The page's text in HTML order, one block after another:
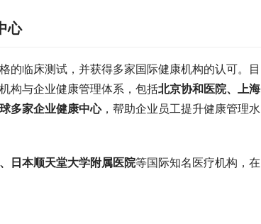
心
的临床测试，并获得多家国际健康机构的认可。目
构与企业健康管理体系，包括北京协和医院、上海
多家企业健康中心，帮助企业员工提升健康管理水
日本顺天堂大学附属医院等国际知名医疗机构，在